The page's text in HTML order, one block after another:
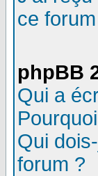
ce
phpBB
Qui a
Qui
forum ?